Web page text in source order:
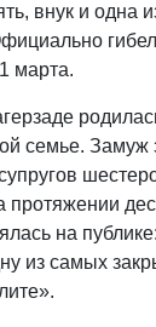
внук и одна
марта.
семье. Замуж
на публике:
из самых